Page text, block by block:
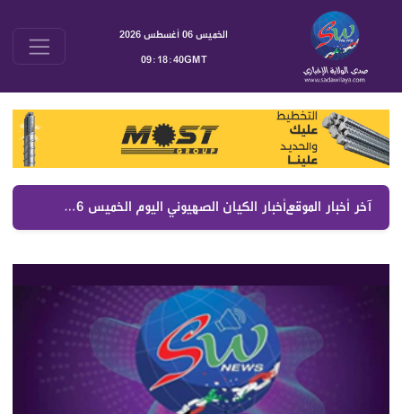
الخميس 06 أغسطس 2026
09:18:41GMT
آخر أخبار الموقع : أخبار الكيان الصهيوني اليوم الخميس 6 آب 2026 | جولة موسعة على الصحف العبرية والتطورات السياسية والعسكرية